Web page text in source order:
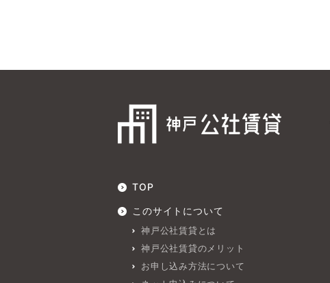
TOP
このサイトについて
神戸公社賃貸とは
神戸公社賃貸のメリット
お申し込み方法について